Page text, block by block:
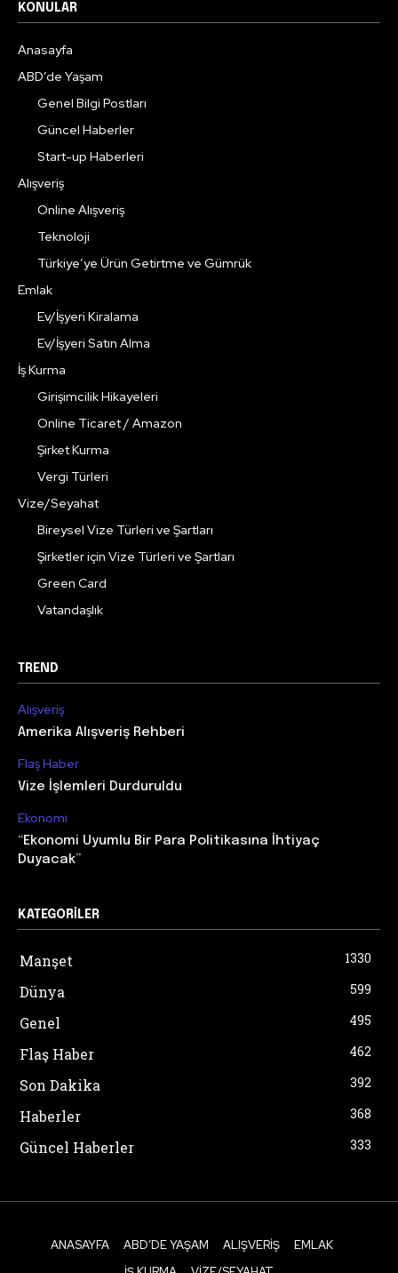
KONULAR
Anasayfa
ABD’de Yaşam
Genel Bilgi Postları
Güncel Haberler
Start-up Haberleri
Alışveriş
Online Alışveriş
Teknoloji
Türkiye’ye Ürün Getirtme ve Gümrük
Emlak
Ev/İşyeri Kiralama
Ev/İşyeri Satın Alma
İş Kurma
Girişimcilik Hikayeleri
Online Ticaret / Amazon
Şirket Kurma
Vergi Türleri
Vize/Seyahat
Bireysel Vize Türleri ve Şartları
Şirketler için Vize Türleri ve Şartları
Green Card
Vatandaşlık
TREND
Alışveriş
Amerika Alışveriş Rehberi
Flaş Haber
Vize İşlemleri Durduruldu
Ekonomi
“Ekonomi Uyumlu Bir Para Politikasına İhtiyaç
Duyacak”
KATEGORILER
Manşet 1330
Dünya 599
Genel 495
Flaş Haber 462
Son Dakika 392
Haberler 368
Güncel Haberler 333
ANASAYFA ABD’DE YAŞAM ALIŞVERIŞ
EMLAK